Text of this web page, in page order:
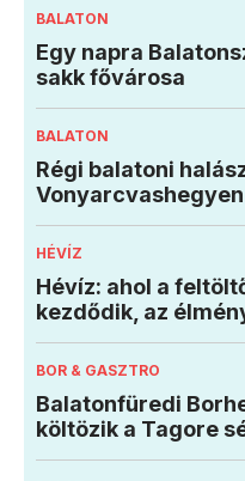
BALATON
Egy napra
sakk fővárosa
BALATON
Régi balatoni
Vonyarcvashegyen
HÉVÍZ
Hévíz: ahol a
kezdődik, az
BOR & GASZTRO
Balatonfüredi
költözik a Tagore